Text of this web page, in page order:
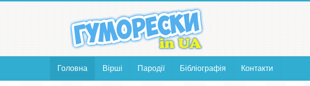
Головна Вірші Пародії Бібліографія Контакти